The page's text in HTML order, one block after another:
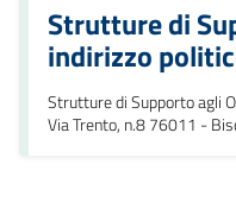
Strutture di
indirizzo
Strutture di Supporto agli
Via Trento, n.8 76011 -